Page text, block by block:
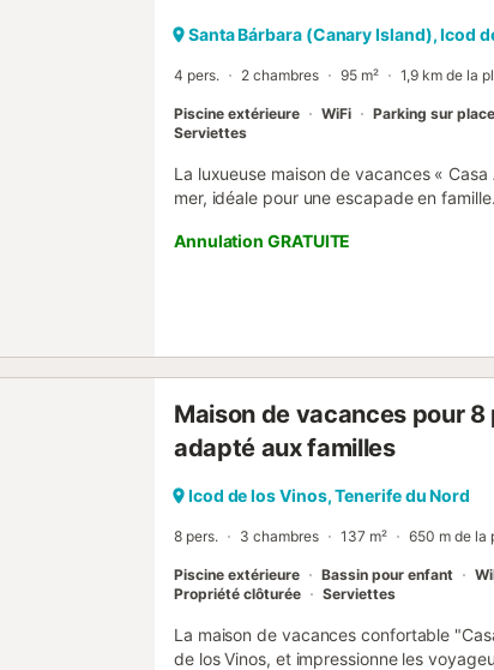
Santa Bárbara (Canary Island), Icod
4 pers. 2 chambres 95 m² 1,9 km de la
Piscine extérieure WiFi Parking sur place
Serviettes
La luxueuse maison de vacances «
mer, idéale pour une escapade en
Vous profitez également du Wi-Fi
d’un lave-linge et d’une télévision. Un
chambre 1 dispose d’un lit double. La
un espace extérieur partagé. Profitez
terrasse, parfaits pour vous détendre
le plus proche : 741 m. Plage la plus
(Aéroport de Tenerife Nord). Une place
animaux ne sont pas admis. Serviettes et
Annulation GRATUITE
Maison de vacances pour
adapté aux familles
Icod de los Vinos, Tenerife du Nord
8 pers. 3 chambres 137 m² 650 m de la
Piscine extérieure Bassin pour enfant
Propriété clôturée
Serviettes
La maison de vacances confortable
de los Vinos, et impressionne les